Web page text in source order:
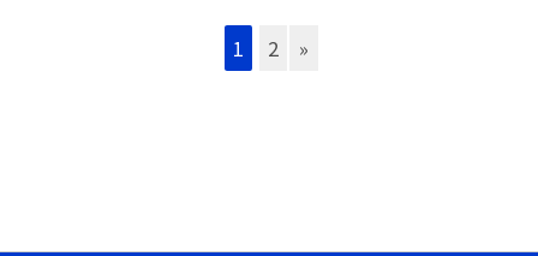
1 2 »